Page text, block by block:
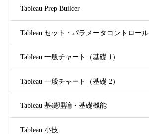
Tableau Prep Builder
Tableau セット・パラメータコントロール
Tableau 一般チャート（基礎 1）
Tableau 一般チャート（基礎 2）
Tableau 基礎理論・基礎機能
Tableau 小技